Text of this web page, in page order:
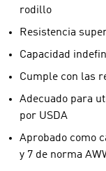
rodillo
Resistencia
Capacidad
Cumple con las
Adecuado para
por USDA
Aprobado como
y 7 de norma